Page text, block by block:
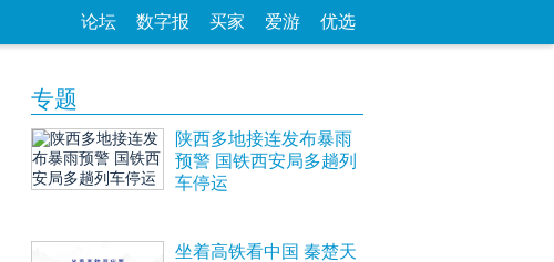
论坛 数字报 买家 爱游 优选
专题
陕西多地接连发布暴雨
预警 国铁西安局多趟列
车停运
坐着高铁看中国 秦楚天